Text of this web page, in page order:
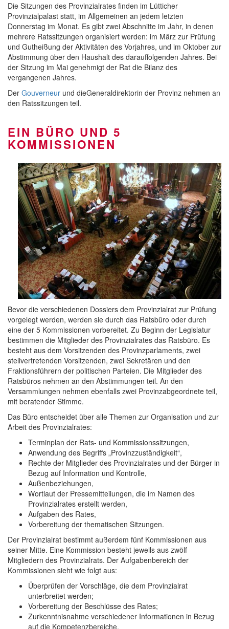
Die Sitzungen des Provinzialrates finden im Lütticher
Provinzialpalast statt, im Allgemeinen an jedem letzten
Donnerstag im Monat. Es gibt zwei Abschnitte im Jahr, in denen
mehrere Ratssitzungen organisiert werden: im März zur Prüfung
und Gutheißung der Aktivitäten des Vorjahres, und im Oktober zur
Abstimmung über den Haushalt des darauffolgenden Jahres. Bei
der Sitzung im Mai genehmigt der Rat die Bilanz des
vergangenen Jahres.
Der Gouverneur und dieGeneraldirektorin der Provinz nehmen an
den Ratssitzungen teil.
EIN BÜRO UND 5
KOMMISSIONEN
Bevor die verschiedenen Dossiers dem Provinzialrat zur Prüfung
vorgelegt werden, werden sie durch das Ratsbüro oder durch
eine der 5 Kommissionen vorbereitet. Zu Beginn der Legislatur
bestimmen die Mitglieder des Provinzialrates das Ratsbüro. Es
besteht aus dem Vorsitzenden des Provinzparlaments, zwei
stellvertretenden Vorsitzenden, zwei Sekretären und den
Fraktionsführern der politischen Parteien. Die Mitglieder des
Ratsbüros nehmen an den Abstimmungen teil. An den
Versammlungen nehmen ebenfalls zwei Provinzabgeordnete teil,
mit beratender Stimme.
Das Büro entscheidet über alle Themen zur Organisation und zur
Arbeit des Provinzialrates:
Terminplan der Rats- und Kommissionssitzungen,
Anwendung des Begriffs „Provinzzuständigkeit“,
Rechte der Mitglieder des Provinzialrates und der Bürger in
Bezug auf Information und Kontrolle,
Außenbeziehungen,
Wortlaut der Pressemitteilungen, die im Namen des
Provinzialrates erstellt werden,
Aufgaben des Rates,
Vorbereitung der thematischen Sitzungen.
Der Provinzialrat bestimmt außerdem fünf Kommissionen aus
seiner Mitte. Eine Kommission besteht jeweils aus zwölf
Mitgliedern des Provinzialrats. Der Aufgabenbereich der
Kommissionen sieht wie folgt aus:
Überprüfen der Vorschläge, die dem Provinzialrat
unterbreitet werden;
Vorbereitung der Beschlüsse des Rates;
Zurkenntnisnahme verschiedener Informationen in Bezug
auf die Kompetenzbereiche.